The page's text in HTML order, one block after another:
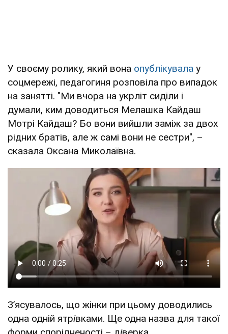
У своєму ролику, який вона опублікувала у
соцмережі, педагогиня розповіла про випадок
на занятті. "Ми вчора на укрліт сиділи і
думали, ким доводиться Мелашка Кайдаш
Мотрі Кайдаш? Бо вони вийшли заміж за двох
рідних братів, але ж самі вони не сестри", –
сказала Оксана Миколаївна.
З’ясувалось, що жінки при цьому доводились
одна одній ятрівками. Ще одна назва для такої